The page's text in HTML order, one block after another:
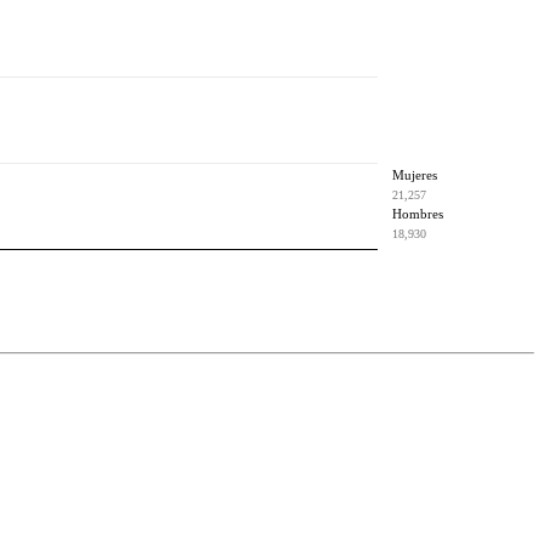
Mujeres
21,257
Hombres
18,930